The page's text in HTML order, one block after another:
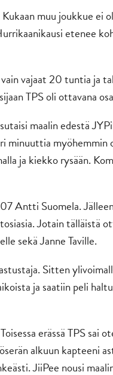
muu joukkue ei
etenee
vajaat 20 tuntia ja
TPS oli ottavana
maalin edestä
minuuttia
ja kiekko rysään.
Antti Suomela.
Jotain tälläistä
sekä Janne Taville.
Sitten
ja saatiin peli
erässä TPS sai
alkuun kapteeni
JiiPee nousi